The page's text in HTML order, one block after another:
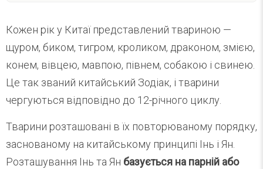
Кожен рік у Китаї представлений твариною —
щуром, биком, тигром, кроликом, драконом, змією,
конем, вівцею, мавпою, півнем, собакою і свинею.
Це так званий китайський Зодіак, і тварини
чергуються відповідно до 12-річного циклу.
Тварини розташовані в їх повторюваному порядку,
заснованому на китайському принципі Інь і Ян.
Розташування Інь та Ян базується на парній або